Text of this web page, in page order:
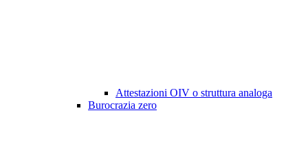
Attestazioni OIV o struttura analoga
Burocrazia zero